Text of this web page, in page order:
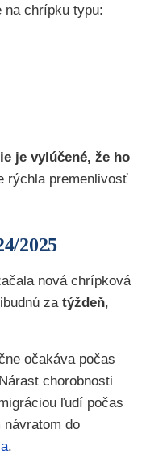
na chrípku typu:
je vylúčené, že ho
rýchla premenlivosť
2025
nová chrípková
za týždeň,
očakáva počas
chorobnosti
ľudí počas
do
.